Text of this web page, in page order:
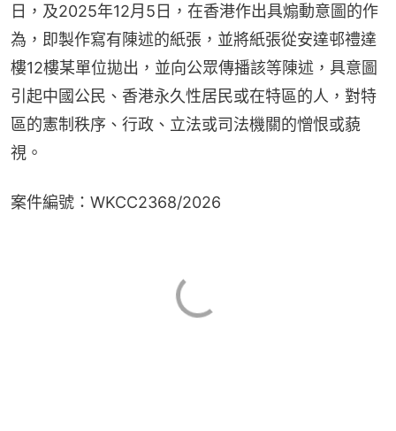
日，及2025年12月5日，在香港作出具煽動意圖的作
為，即製作寫有陳述的紙張，並將紙張從安達邨禮達
樓12樓某單位拋出，並向公眾傳播該等陳述，具意圖
引起中國公民、香港永久性居民或在特區的人，對特
區的憲制秩序、行政、立法或司法機關的憎恨或藐
視。
案件編號：WKCC2368/2026